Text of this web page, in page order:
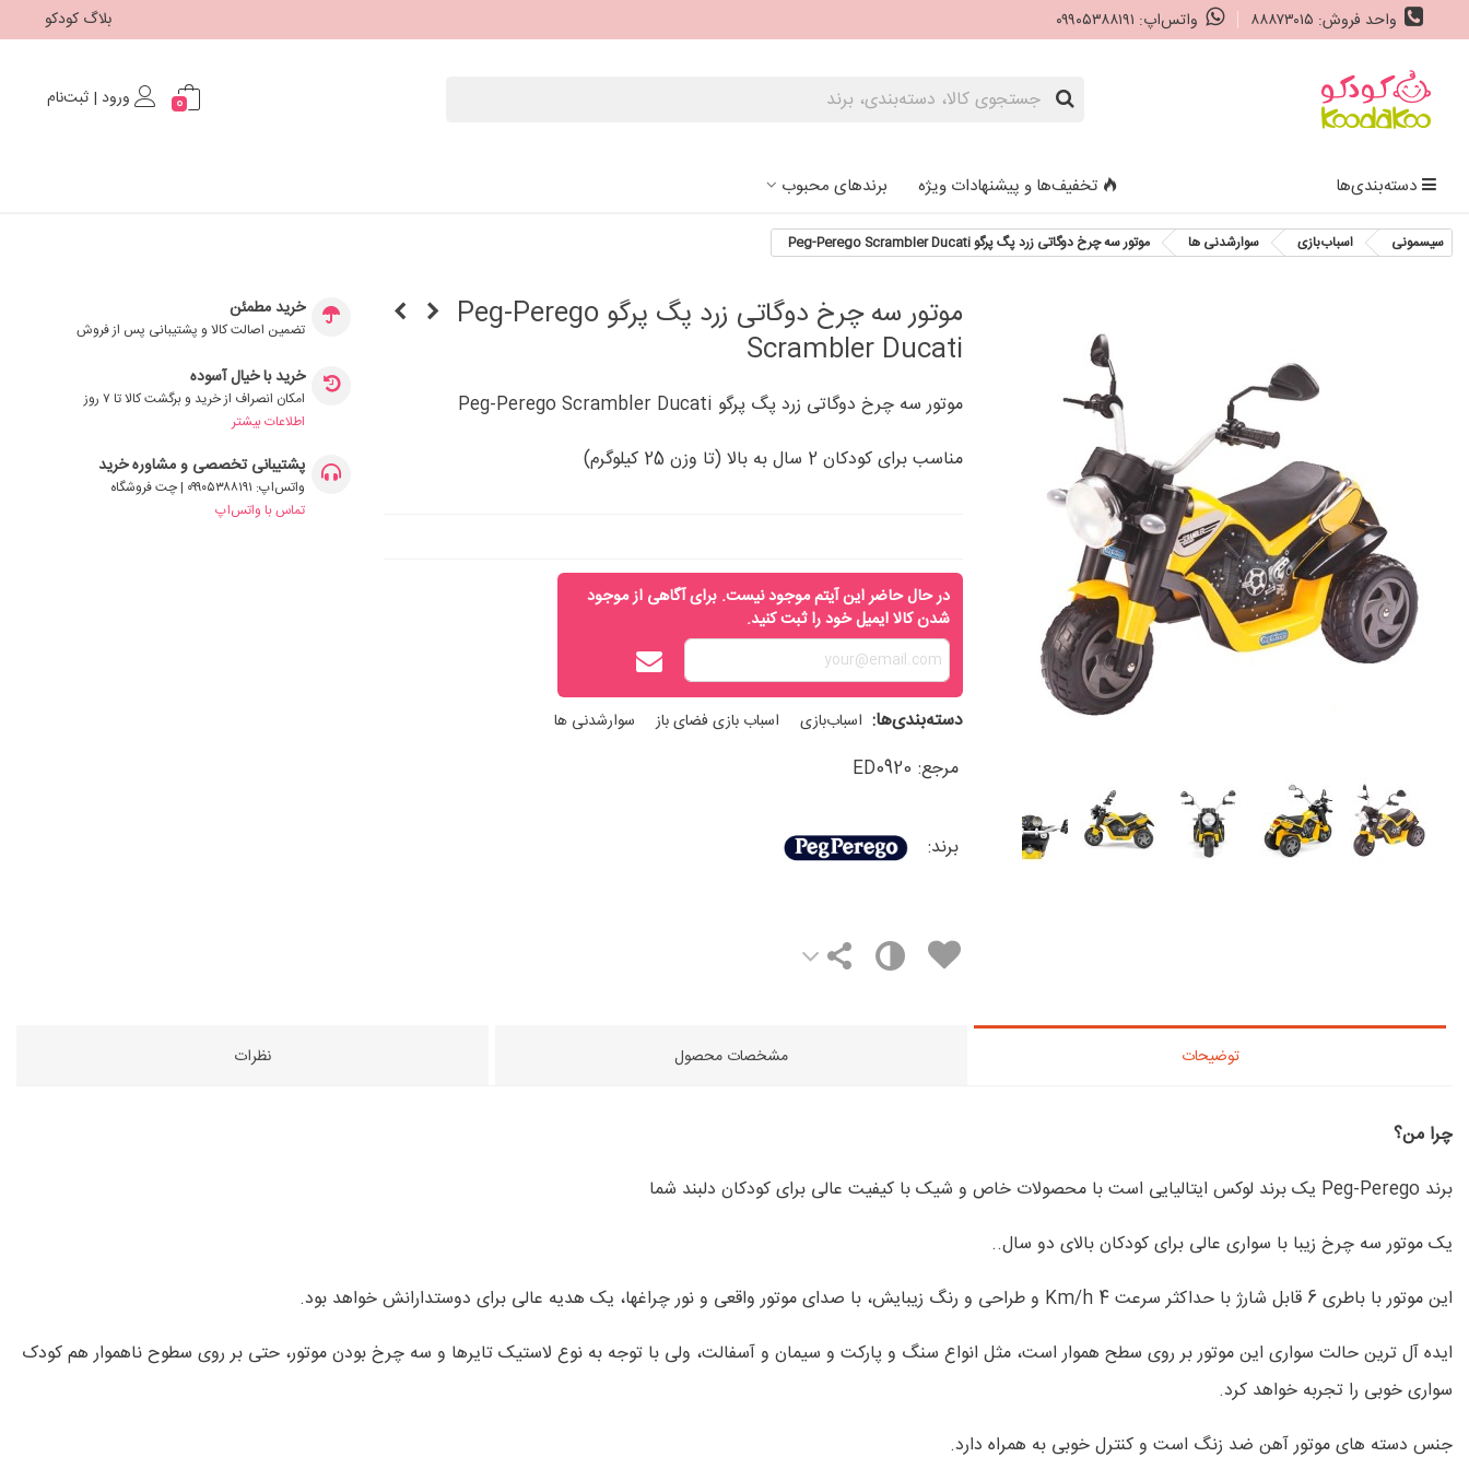
واحد فروش: ۸۸۸۷۳۰۱۵ واتس‌اپ: ۰۹۹۰۵۳۸۸۱۹۱ بلاگ کودکو
0 ورود | ثبت‌نام
دسته‌بندی‌ها تخفیف‌ها و پیشنهادات ویژه برندهای محبوب
سیسمونی اسباب‌بازی سوارشدنی ها موتور سه چرخ دوگاتی زرد پگ پرگو Peg-Perego Scrambler Ducati
موتور سه چرخ دوگاتی زرد پگ پرگو Peg-Perego
Scrambler Ducati
موتور سه چرخ دوگاتی زرد پگ پرگو Peg-Perego Scrambler Ducati
مناسب برای کودکان 2 سال به بالا (تا وزن 25 کیلوگرم)
در حال حاضر این آیتم موجود نیست. برای آگاهی از موجود
شدن کالا ایمیل خود را ثبت کنید.
دسته‌بندی‌ها: اسباب‌بازی اسباب بازی فضای باز سوارشدنی ها
مرجع: ED0920
برند:
خرید مطمئن
تضمین اصالت کالا و پشتیبانی پس از فروش
خرید با خیال آسوده
امکان انصراف از خرید و برگشت کالا تا ۷ روز
اطلاعات بیشتر
پشتیبانی تخصصی و مشاوره خرید
واتس‌اپ: ۰۹۹۰۵۳۸۸۱۹۱ | چت فروشگاه
تماس با واتس‌اپ
توضیحات مشخصات محصول نظرات
چرا من؟
برند Peg-Perego یک برند لوکس ایتالیایی است با محصولات خاص و شیک با کیفیت عالی برای کودکان دلبند شما
یک موتور سه چرخ زیبا با سواری عالی برای کودکان بالای دو سال..
این موتور با باطری 6 قابل شارژ با حداکثر سرعت 4 Km/h و طراحی و رنگ زیبایش، با صدای موتور واقعی و نور چراغها، یک هدیه عالی برای دوستدارانش خواهد بود.
ایده آل ترین حالت سواری این موتور بر روی سطح هموار است، مثل انواع سنگ و پارکت و سیمان و آسفالت، ولی با توجه به نوع لاستیک تایرها و سه چرخ بودن موتور، حتی بر روی سطوح ناهموار هم کودک
سواری خوبی را تجربه خواهد کرد.
جنس دسته های موتور آهن ضد زنگ است و کنترل خوبی به همراه دارد.